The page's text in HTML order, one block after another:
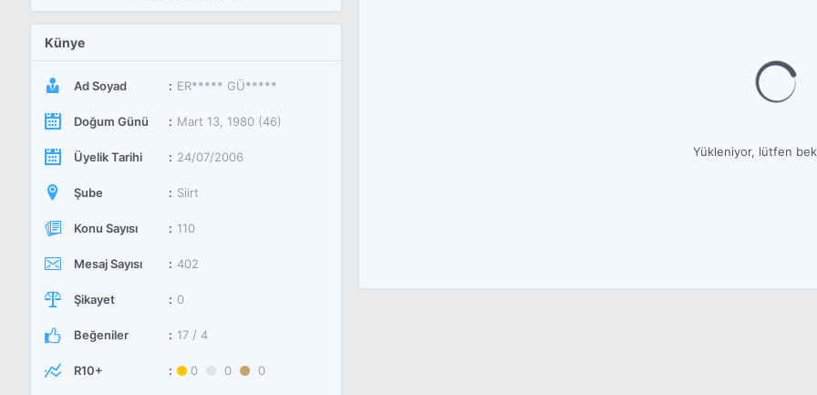
Künye
Ad Soyad ER***** GÜ*****
Doğum Günü Mart 13, 1980 (46)
Üyelik Tarihi 24/07/2006
Şube Siirt
Konu Sayısı 110
Mesaj Sayısı 402
Şikayet 0
Beğeniler 17 / 4
R10+ 0 0 0
Yükleniyor, lütfen